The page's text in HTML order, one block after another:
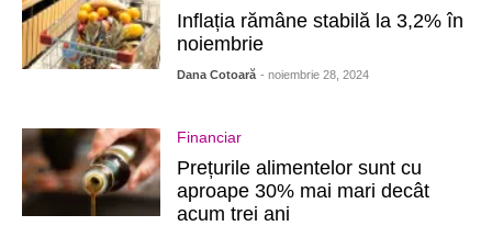
Inflația rămâne stabilă la 3,2% în
noiembrie
Dana Cotoară - noiembrie 28, 2024
Financiar
Prețurile alimentelor sunt cu
aproape 30% mai mari decât
acum trei ani